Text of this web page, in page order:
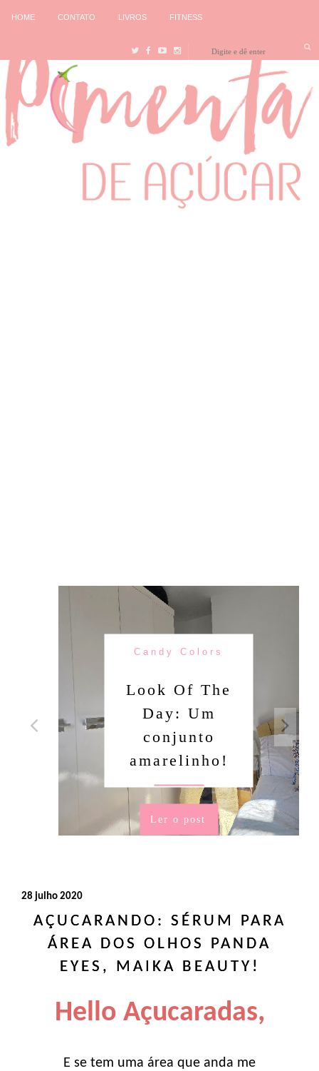
HOME CONTATO LIVROS FITNESS
Candy Colors
Look Of The
Day: Um
conjunto
amarelinho!
Ler o post
28 julho 2020
AÇUCARANDO: SÉRUM PARA
ÁREA DOS OLHOS PANDA
EYES, MAIKA BEAUTY!
Hello Açucaradas,
E se tem uma área que anda me